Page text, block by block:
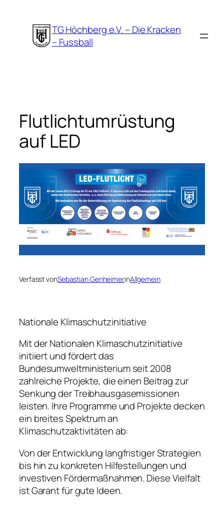
springen
TG Höchberg e.V. – Die Kracken
– Fussball
Flutlichtumrüstung
auf LED
Verfasst vonSebastian GenheimerinAllgemein
Nationale Klimaschutzinitiative
Mit der Nationalen Klimaschutzinitiative
initiiert und fördert das
Bundesumweltministerium seit 2008
zahlreiche Projekte, die einen Beitrag zur
Senkung der Treibhausgasemissionen
leisten. lhre Programme und Projekte decken
ein breites Spektrum an
Klimaschutzaktivitäten ab:
Von der Entwicklung langfristiger Strategien
bis hin zu konkreten Hilfestellungen und
investiven Fördermaßnahmen. Diese Vielfalt
ist Garant für gute ldeen.